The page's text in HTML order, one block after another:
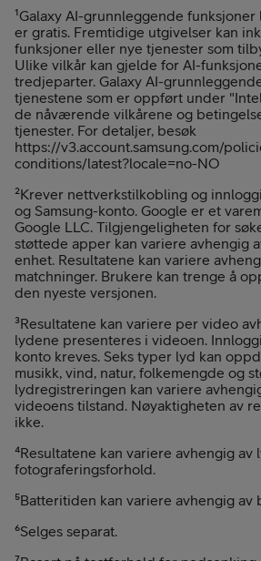
¹Galaxy AI-grunnleggende funksjoner
er gratis. Fremtidige utgivelser kan
funksjoner eller nye tjenester som
Ulike vilkår kan gjelde for AI-
tredjeparter. Galaxy AI-
tjenestene som er oppført under
de nåværende vilkårene og
tjenester. For detaljer, besøk
https://v3.account.samsung.com/
conditions/latest?locale=no-NO
²Krever nettverkstilkobling og
og Samsung-konto. Google er et
Google LLC. Tilgjengeligheten for
støttede apper kan variere avhengig
enhet. Resultatene kan variere
matchninger. Brukere kan trenge å
den nyeste versjonen.
³Resultatene kan variere per video
lydene presenteres i videoen.
konto kreves. Seks typer lyd kan
musikk, vind, natur, folkemengde og
lydregistreringen kan variere
videoens tilstand. Nøyaktigheten av
ikke.
⁴Resultatene kan variere avhengig
fotograferingsforhold.
⁵Batteritiden kan variere avhengig av
⁶Selges separat.